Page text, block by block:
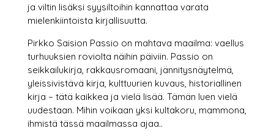
ja viltin lisäksi syysiltoihin kannattaa varata
mielenkiintoista kirjallisuutta.
Pirkko Saision Passio on mahtava maailma: vaellus
turhuuksien roviolta näihin päiviin. Passio on
seikkailukirja, rakkausromaani, jännitysnäytelmä,
yleissivistävä kirja, kulttuurien kuvaus, historiallinen
kirja – tätä kaikkea ja vielä lisää. Tämän luen vielä
uudestaan. Mihin voikaan yksi kultakoru, mammona,
ihmistä tässä maailmassa ajaa..